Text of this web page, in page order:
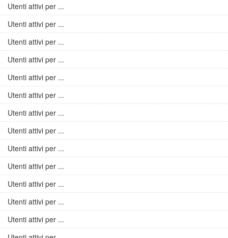
Utenti attivi per ...
Utenti attivi per ...
Utenti attivi per ...
Utenti attivi per ...
Utenti attivi per ...
Utenti attivi per ...
Utenti attivi per ...
Utenti attivi per ...
Utenti attivi per ...
Utenti attivi per ...
Utenti attivi per ...
Utenti attivi per ...
Utenti attivi per ...